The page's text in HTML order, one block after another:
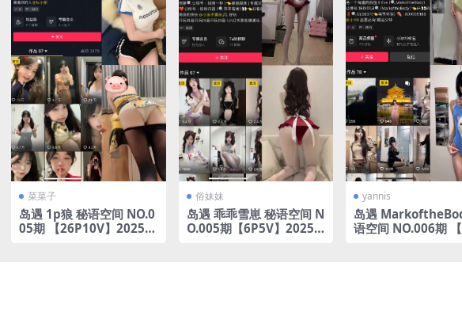
菜菜子
岛遇 1p狼 秘语空间 NO.0
05期 【26P10V】2025年
俗妹妹
岛遇 乖乖雪崽 秘语空间 N
O.005期【6P5V】2025
yannis
岛遇
语空间 NO.006期 【